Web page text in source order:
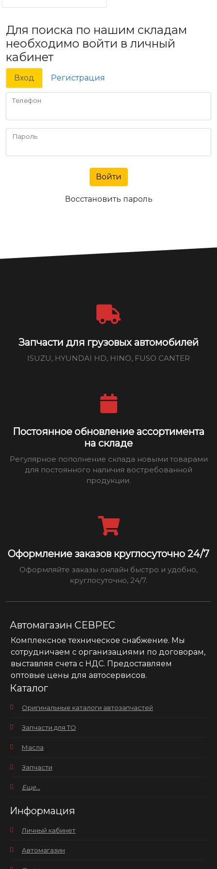
Для поиска по нашим складам
необходимо войти в личный
кабинет
Вход Регистрация
Телефон
Пароль
Войти
Восстановить пароль
Запчасти для грузовых автомобилей
ISUZU, HYUNDAI HD, HINO, FUSO CANTER
Постоянное обновление ассортимента
на складе
Регулярное пополнение склада новыми товарами
для постоянного наличия востребованной
продукции.
Оформление заказов круглосуточно 24/7
Оформляйте заказы онлайн быстро и удобно,
круглосуточно, 24/7.
Автомагазин СЕВРЕС
Комплексное техническое снабжение. Мы
сотрудничаем с организациями по договорам,
выставляя счета с НДС. Предоставляем
оптовые цены для автосервисов.
Каталог
Оригинальные каталоги автозапчастей
Запчасти для ТО
Масла
Запчасти
Еще...
Информация
Личный кабинет
Автомагазин